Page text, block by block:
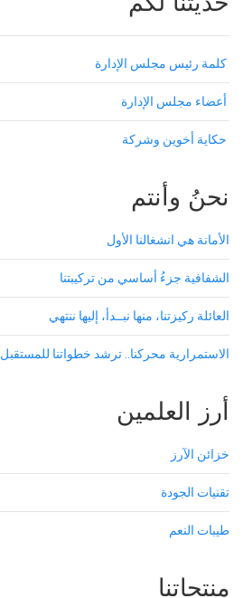
كلمة رئيس مجلس الإدارة
أعضاء مجلس الإدارة
حكاية أخوين وشركة
نحنُ وأنتم
الأمانة هي انشغالنا الأول
الشفافية جزءُ أساسي من تركيبتنا
العائلة ركيزتنا، منها نبــدأ، إليها ننتهي
الاستمرارية محركنا.. ترشد خطواتنا للمستقبل
أرز العلمين
خزائن الآرز
تقنيات الجودة
طيبات النعم
منتجاتنا